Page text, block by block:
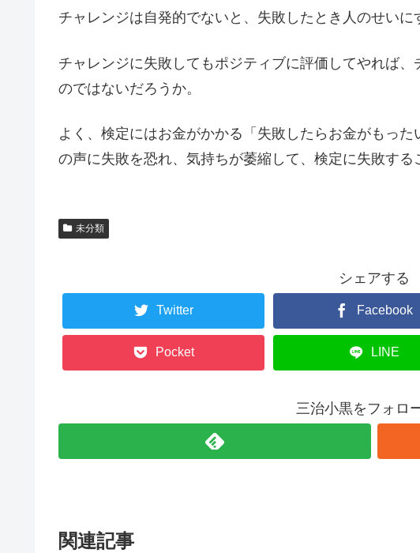
チャレンジは自発的でないと、失敗したとき人のせいに
チャレンジに失敗してもポジティブに評価してやれば
のではないだろうか。
よく、検定にはお金がかかる「失敗したらお金がもっ
の声に失敗を恐れ、気持ちが萎縮して、検定に失敗する
未分類
シェアする
Twitter Facebook
Pocket LINE
三治小黒をフォロ
関連記事